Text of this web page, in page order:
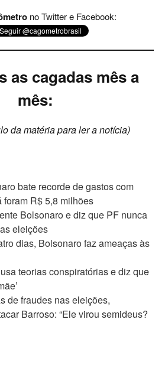
no Twitter e Facebook:
as cagadas mês a
mês:
da matéria para ler a notícia)
bate recorde de gastos com
foram R$ 5,8 milhões
Bolsonaro e diz que PF nunca
eleições
dias, Bolsonaro faz ameaças às
teorias conspiratórias e diz que
de fraudes nas eleições,
Barroso: “Ele virou semideus?